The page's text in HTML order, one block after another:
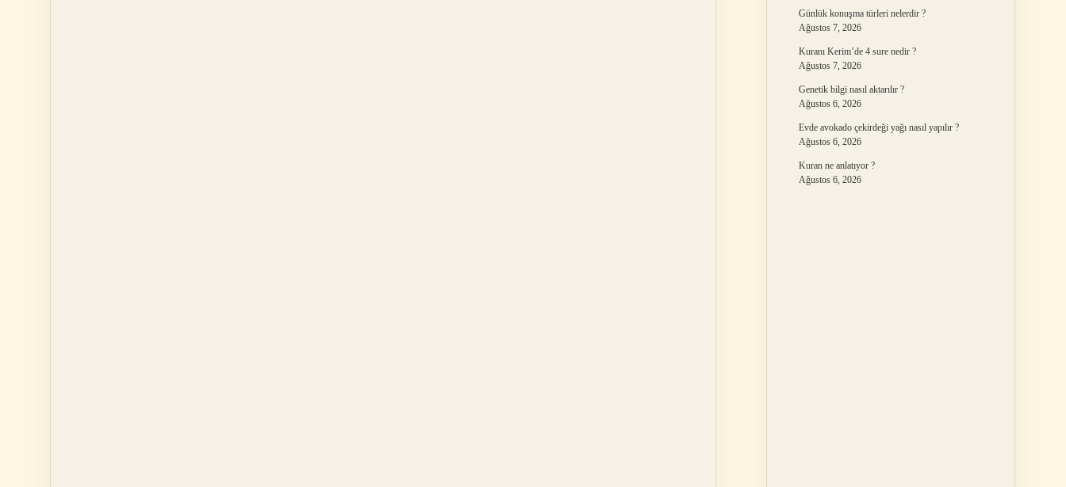
Günlük konuşma türleri nelerdir ?
Ağustos 7, 2026
Kuranı Kerim’de 4 sure nedir ?
Ağustos 7, 2026
Genetik bilgi nasıl aktarılır ?
Ağustos 6, 2026
Evde avokado çekirdeği yağı nasıl yapılır ?
Ağustos 6, 2026
Kuran ne anlatıyor ?
Ağustos 6, 2026